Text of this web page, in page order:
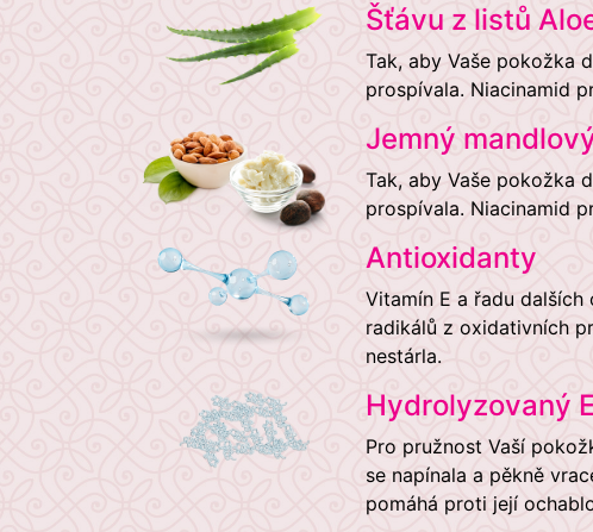
Šťávu z listů
Tak, aby Vaše pokožka
prospívala. Niacinamid
Jemný
Tak, aby Vaše pokožka
prospívala. Niacinamid
Antioxidanty
Vitamín E a řadu
radikálů z oxidativních
nestárla.
Hydrolyzovaný
Pro pružnost Vaší
se napínala a pěkně
pomáhá proti její